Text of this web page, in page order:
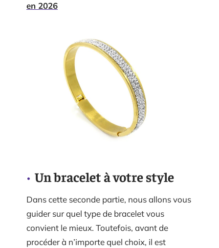
en 2026
Un bracelet à votre style
Dans cette seconde partie, nous allons vous
guider sur quel type de bracelet vous
convient le mieux. Toutefois, avant de
procéder à n’importe quel choix, il est